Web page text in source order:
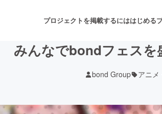
プロジェクトを掲載するにははじめる
みんなでbondフェスを
bond Group アニメ